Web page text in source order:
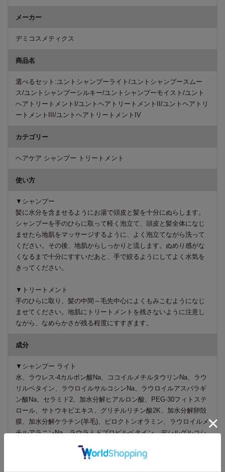
メーカー
デミコスメティクス
商品名
選べるセット:ユントシャンプーライト/ユントシャンプースムー
ス/ユントシャンプーシルキー/ユントシャンプーモイスト/ユント
ヘアトリートメントI/ユントヘアトリートメントII/ユントヘアトリ
ートメントIII/ユントヘアトリートメントIV
カテゴリー
ヘアケア シャンプー トリートメント
使い方
▼シャンプー
髪に水分を含ませるようにお湯で頭皮と髪を十分にぬらします。
シャンプーを手のひらに取って軽く泡立て、頭皮と髪全体になじ
ませたら地肌をマッサージするように、よく泡立てながら洗って
ください。その後、地肌からしっかりと流します。ぬめり感がな
くなるまで十分にすすいだあと、手で絞るようにしてよく水気を
きってください。
▼トリートメント
手のひらに取り、髪の中間～毛先中心によくもみこむようになじ
ませてください。地肌にトリートメントを残さないように注意し
ながら、なめらかさが残る程度にすすぎます。
成分
▼シャンプー ライト
水、ラウレス-4カルボン酸Na、ココイルメチルタウリンNa、ラウ
リルベタイン、ラウロイルサルコシンNa、ラウロイルアスパラギ
ン酸Na、セラミド2、加水分解ヒアルロン酸、PEG-30フィトステ
ロール、サトウキビエキス、グリチルリチン酸2K、加水分解卵殻
膜、加水分解ケラチン(羊毛)、ピロクトンオラミン、ラウロイルメ
チルアラニンNa、ラウラミドプロピルベタイン、デシルグルコシ
ド、コカミドMEA、ジステアリン酸PEG-150、リンゴ酸、ポリク
オタニウム-10、BG、DPG、PPG-4セテス-20、EDTA-2Na、塩化